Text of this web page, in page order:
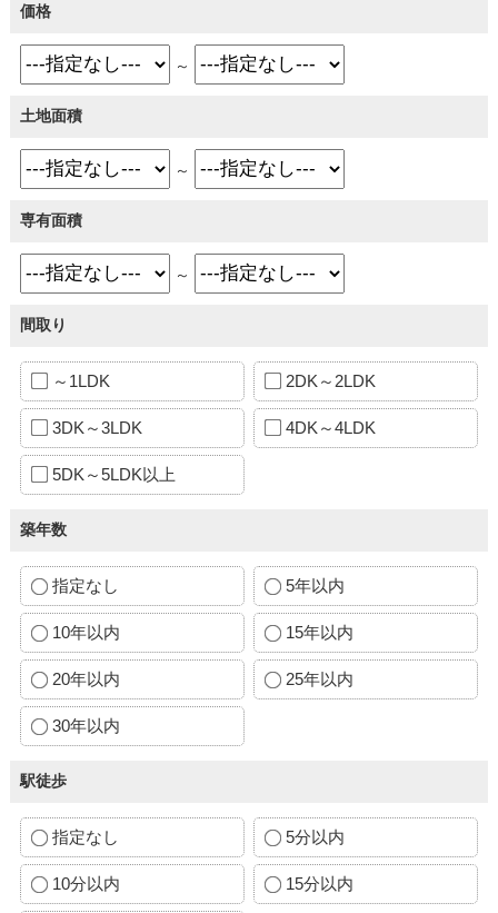
価格
～
土地面積
～
専有面積
～
間取り
～1LDK 2DK～2LDK
3DK～3LDK 4DK～4LDK
5DK～5LDK以上
築年数
指定なし 5年以内
10年以内 15年以内
20年以内 25年以内
30年以内
駅徒歩
指定なし 5分以内
10分以内 15分以内